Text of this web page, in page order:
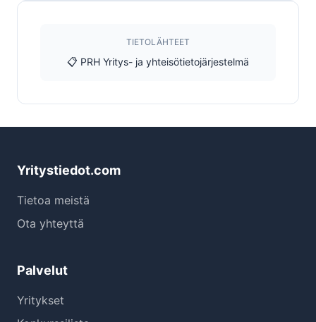
TIETOLÄHTEET
📋 PRH Yritys- ja yhteisötietojärjestelmä
Yritystiedot.com
Tietoa meistä
Ota yhteyttä
Palvelut
Yritykset